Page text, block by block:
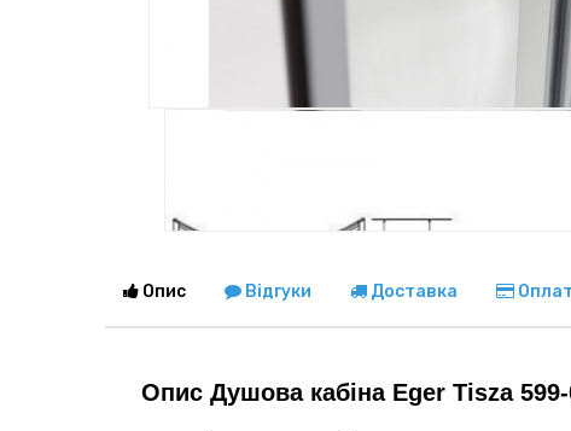
Опис Відгуки Доставка
Опис Душова кабіна Eger Tisza